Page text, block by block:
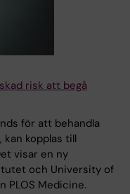
risk att begå
för att behandla
kopplas till
visar en ny
och University of
PLOS Medicine.